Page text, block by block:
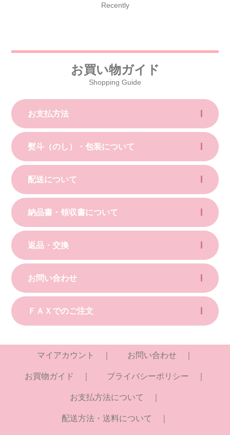
Recently
お買い物ガイド
Shopping Guide
お支払方法
熨斗（のし）・包装について
配送について
納品書・領収書について
返品・交換
お問い合わせ
ＦＡＸでのご注文
マイアカウント お問い合わせ
お買物ガイド プライバシーポリシー
お支払方法について
配送方法・送料について